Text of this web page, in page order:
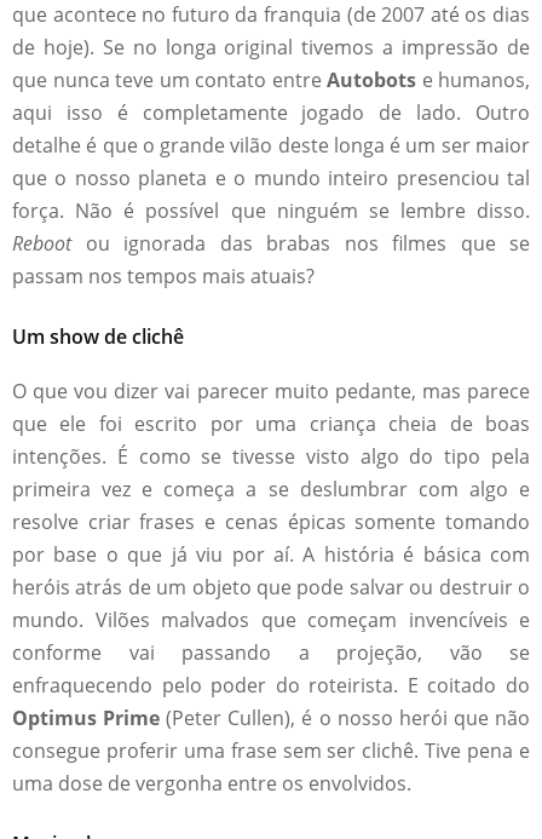
que acontece no futuro da franquia (de 2007 até os dias
de hoje). Se no longa original tivemos a impressão de
que nunca teve um contato entre Autobots e humanos,
aqui isso é completamente jogado de lado. Outro
detalhe é que o grande vilão deste longa é um ser maior
que o nosso planeta e o mundo inteiro presenciou tal
força. Não é possível que ninguém se lembre disso.
Rebootou ignorada das brabas nos filmes que se
passam nos tempos mais atuais?
Um show de clichê
O que vou dizer vai parecer muito pedante, mas parece
que ele foi escrito por uma criança cheia de boas
intenções. É como se tivesse visto algo do tipo pela
primeira vez e começa a se deslumbrar com algo e
resolve criar frases e cenas épicas somente tomando
por base o que já viu por aí. A história é básica com
heróis atrás de um objeto que pode salvar ou destruir o
mundo. Vilões malvados que começam invencíveis e
conforme vai passando a projeção, vão se
enfraquecendo pelo poder do roteirista. E coitado do
Optimus Prime (Peter Cullen), é o nosso herói que não
consegue proferir uma frase sem ser clichê. Tive pena e
uma dose de vergonha entre os envolvidos.